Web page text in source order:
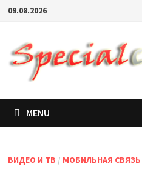
09.08.2026
MENU
ВИДЕО И ТВ / МОБИЛЬНАЯ СВЯЗЬ